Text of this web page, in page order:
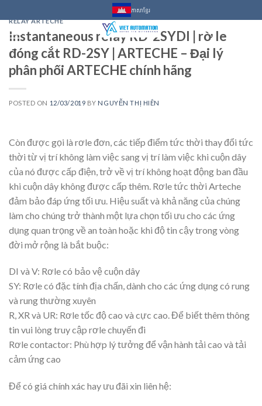
to
content
ភាសាខ្មែរ
RELAY ARTECHE
Instantaneous relay RD-2SYDI | rờ le
đóng cắt RD-2SY | ARTECHE – Đại lý
phân phối ARTECHE chính hãng
POSTED ON 12/03/2019 BY NGUYỄN THỊ HIÊN
Còn được gọi là rơle đơn, các tiếp điểm tức thời thay đổi tức
thời từ vị trí không làm việc sang vị trí làm việc khi cuộn dây
của nó được cấp điện, trở về vị trí không hoạt động ban đầu
khi cuộn dây không được cấp thêm. Rơle tức thời Arteche
đảm bảo đáp ứng tối ưu. Hiệu suất và khả năng của chúng
làm cho chúng trở thành một lựa chọn tối ưu cho các ứng
dụng quan trọng về an toàn hoặc khi độ tin cậy trong vòng
đời mở rộng là bắt buộc:
DI và V: Rơle có bảo vệ cuộn dây
SY: Rơle có đặc tính địa chấn, dành cho các ứng dụng có rung
và rung thường xuyên
R, XR và UR: Rơle tốc độ cao và cực cao. Để biết thêm thông
tin vui lòng truy cập rơle chuyến đi
Rơle contactor: Phù hợp lý tưởng để vận hành tải cao và tải
cảm ứng cao
Để có giá chính xác hay ưu đãi xin liên hệ: